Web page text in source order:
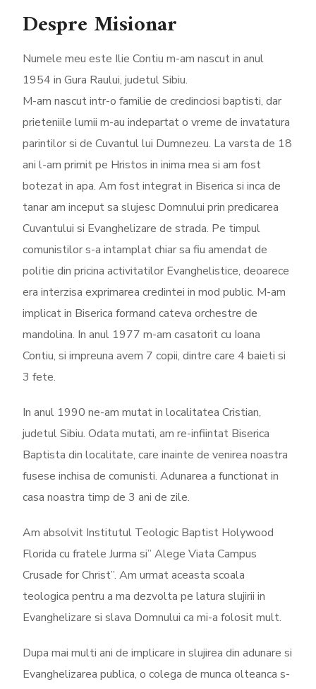
Despre Misionar
Numele meu este Ilie Contiu m-am nascut in anul
1954 in Gura Raului, judetul Sibiu.
M-am nascut intr-o familie de credinciosi baptisti, dar
prieteniile lumii m-au indepartat o vreme de invatatura
parintilor si de Cuvantul lui Dumnezeu. La varsta de 18
ani l-am primit pe Hristos in inima mea si am fost
botezat in apa. Am fost integrat in Biserica si inca de
tanar am inceput sa slujesc Domnului prin predicarea
Cuvantului si Evanghelizare de strada. Pe timpul
comunistilor s-a intamplat chiar sa fiu amendat de
politie din pricina activitatilor Evanghelistice, deoarece
era interzisa exprimarea credintei in mod public. M-am
implicat in Biserica formand cateva orchestre de
mandolina. In anul 1977 m-am casatorit cu Ioana
Contiu, si impreuna avem 7 copii, dintre care 4 baieti si
3 fete.
In anul 1990 ne-am mutat in localitatea Cristian,
judetul Sibiu. Odata mutati, am re-infiintat Biserica
Baptista din localitate, care inainte de venirea noastra
fusese inchisa de comunisti. Adunarea a functionat in
casa noastra timp de 3 ani de zile.
Am absolvit Institutul Teologic Baptist Holywood
Florida cu fratele Jurma si” Alege Viata Campus
Crusade for Christ”. Am urmat aceasta scoala
teologica pentru a ma dezvolta pe latura slujirii in
Evanghelizare si slava Domnului ca mi-a folosit mult.
Dupa mai multi ani de implicare in slujirea din adunare si
Evanghelizarea publica, o colega de munca olteanca s-